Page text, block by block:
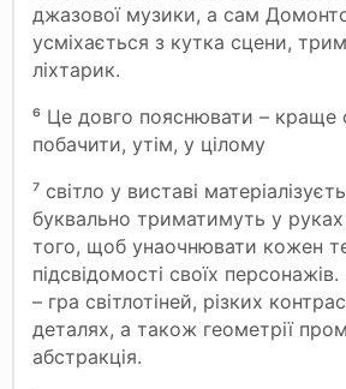
джазової музики, а сам
усміхається з кутка сцени,
ліхтарик.
⁶ Це довго пояснювати – краще
побачити, утім, у цілому
⁷ світло у виставі
буквально триматимуть у
того, щоб унаочнювати кожен
підсвідомості своїх
– гра світлотіней, різких
деталях, а також геометрії
абстракція.